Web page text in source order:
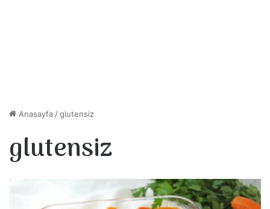
Anasayfa /glutensiz
glutensiz